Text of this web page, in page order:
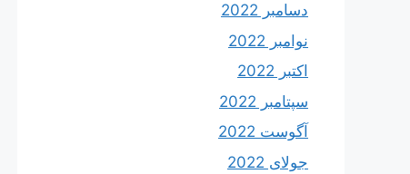
دسامبر 2022
نوامبر 2022
اکتبر 2022
سپتامبر 2022
آگوست 2022
جولای 2022